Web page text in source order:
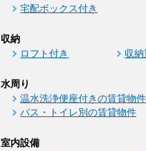
宅配ボックス付き
収納
ロフト付き 収
水周り
温水洗浄便座付きの賃貸物件
バス・トイレ別の賃貸物件
室内設備